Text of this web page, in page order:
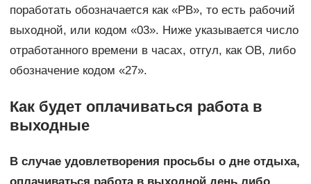
поработать обозначается как «РВ», то есть рабочий
выходной, или кодом «03». Ниже указывается число
отработанного времени в часах, отгул, как ОВ, либо
обозначение кодом «27».
Как будет оплачиваться работа в
выходные
В случае удовлетворения просьбы о дне отдыха,